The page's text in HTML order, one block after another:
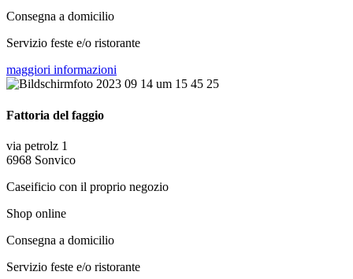
Consegna a domicilio
Servizio feste e/o ristorante
maggiori informazioni
Fattoria del faggio
via petrolz 1
6968 Sonvico
Caseificio con il proprio negozio
Shop online
Consegna a domicilio
Servizio feste e/o ristorante